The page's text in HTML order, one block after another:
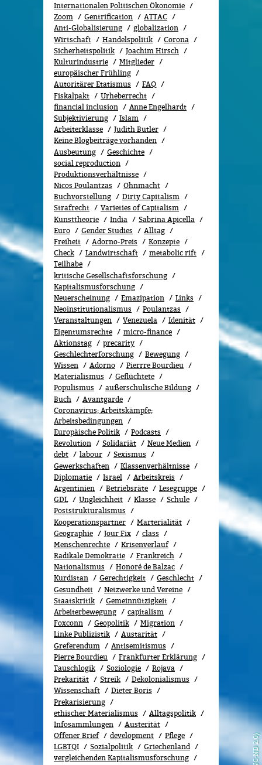
Internationalen Politischen Ökonomie
Zoom
Gentrification
ATTAC
Anti-Globalisierung
globalization
Wirtschaft
Handelspolitik
Corona
Sicherheitspolitik
Joachim Hirsch
Kulturindustrie
Mitglieder
europäischer Frühling
Autoritärer Etatismus
FAQ
Fiskalpakt
Urheberrecht
financial inclusion
Anne Engelhardt
Subjektivierung
Islam
Arbeiterklasse
Judith Butler
Keine Blogbeiträge vorhanden
Ausbeutung
Geschichte
social reproduction
Produktionsverhältnisse
Nicos Poulantzas
Ohnmacht
Buchvorstellung
Dirty Capitalism
Strafrecht
Varieties of Capitalism
Kunsttheorie
India
Sabrina Apicella
Euro
Gender Studies
All­tag
Freiheit
Adorno-Preis
Konzepte
Check
Landwirtschaft
metabolic rift
Teilhabe
kritische Gesellschaftsforschung
Kapitalismusforschung
Neuerscheinung
Emazipation
Links
Neoinstitutionalismus
Poulantzas
Veranstaltungen
Venezuela
Idenität
Eigentumsrechte
micro-finance
Aktionstag
precarity
Geschlechterforschung
Bewe­gung
Wissen
Adorno
Pierrre Bourdieu
Materialismus
Geflüchtete
Populismus
außerschulische Bildung
Buch
Avantgarde
Coronavirus; Arbeitskämpfe;
Arbeitsbedingungen
Europäische Politik
Podcasts
Revolution
Solidariät
Neue Medien
debt
labour
Sexismus
Gewerk­schaf­ten
Klassenverhältnisse
Diplomatie
Israel
Arbeitskreis
Argentinien
Betriebsräte
Lesegruppe
GDL
Ungleichheit Klasse
Schule
Poststrukturalismus
Kooperationspartner
Marterialität
Geographie
Jour Fix
class
Menschenrechte
Kri­sen­ver­lauf
Radikale Demokratie
Frankreich
Nationalismus
Honoré de Balzac
Kurdistan
Gerechtigkeit
Geschlecht
Gesundheit
Netzwerke und Vereine
Staatskritik
Gemeinnützigkeit
Arbeiterbewegung
capitalism
Foxconn
Geopolitik
Migra­tion
Linke Publizistik
Austarität
Greferendum
Antisemitismus
Pierre Bourdieu
Frankfurter Erklärung
Tauschlogik
Soziologie
Rojava
Prekarität
Streik
Dekolonialismus
Wissenschaft
Dieter Boris
Prekarisierung
ethischer Materialismus
Alltagspolitik
Infosammlungen
Austerität
Offener Brief
development
Pflege
LGBTQI
Sozialpolitik
Griechenland
vergleichenden Kapitalismusforschung